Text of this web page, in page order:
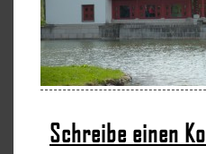
Schreibe einen